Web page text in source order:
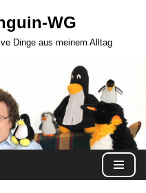
WG
Dinge aus meinem Alltag